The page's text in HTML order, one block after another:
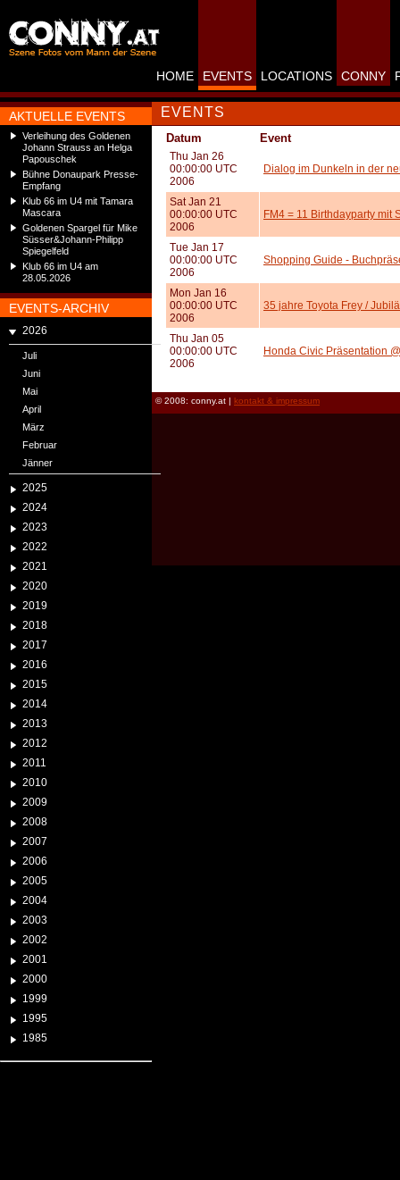
AKTUELLE EVENTS
Verleihung des Goldenen
Johann Strauss an Helga
Papouschek
Bühne Donaupark Presse-
Empfang
Klub 66 im U4 mit Tamara
Mascara
Goldenen Spargel für Mike
Süsser&Johann-Philipp
Spiegelfeld
Klub 66 im U4 am
28.05.2026
EVENTS-ARCHIV
2026
Juli
Juni
Mai
April
März
Februar
Jänner
2025
2024
2023
2022
2021
2020
2019
2018
2017
2016
2015
2014
2013
2012
2011
2010
2009
2008
2007
2006
2005
2004
2003
2002
2001
2000
1999
1995
1985
HOME EVENTS LOCATIONS CONNY
EVENTS
Datum Event
Thu Jan 26
00:00:00 UTC
2006
Dialog im Dunkeln in der
Sat Jan 21
00:00:00 UTC
2006
FM4 = 11 Birthdayparty mit
Tue Jan 17
00:00:00 UTC
2006
Shopping Guide -
Mon Jan 16
00:00:00 UTC
2006
35 jahre Toyota Frey /
Thu Jan 05
00:00:00 UTC
2006
Honda Civic Präsentation
© 2008: conny.at | kontakt & impressum